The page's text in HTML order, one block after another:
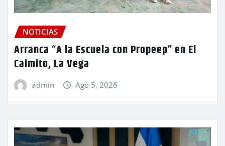
NOTICIAS
Arranca “A la Escuela con Propeep” en El
Caimito, La Vega
admin Ago 5, 2026